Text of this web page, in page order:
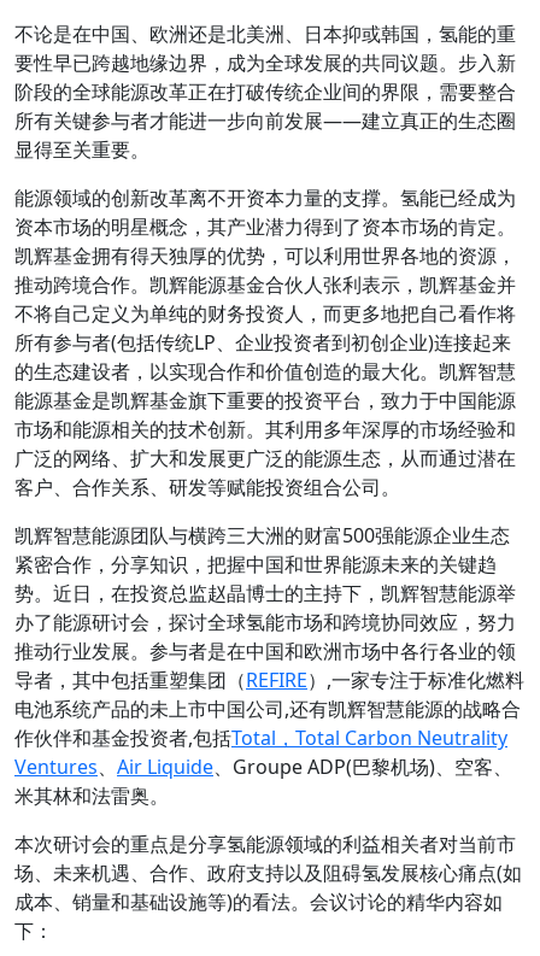
不论是在中国、欧洲还是北美洲、日本抑或韩国，氢能的重
要性早已跨越地缘边界，成为全球发展的共同议题。步入新
阶段的全球能源改革正在打破传统企业间的界限，需要整合
所有关键参与者才能进一步向前发展——建立真正的生态圈
显得至关重要。
能源领域的创新改革离不开资本力量的支撑。氢能已经成为
资本市场的明星概念，其产业潜力得到了资本市场的肯定。
凯辉基金拥有得天独厚的优势，可以利用世界各地的资源，
推动跨境合作。凯辉能源基金合伙人张利表示，凯辉基金并
不将自己定义为单纯的财务投资人，而更多地把自己看作将
所有参与者(包括传统LP、企业投资者到初创企业)连接起来
的生态建设者，以实现合作和价值创造的最大化。凯辉智慧
能源基金是凯辉基金旗下重要的投资平台，致力于中国能源
市场和能源相关的技术创新。其利用多年深厚的市场经验和
广泛的网络、扩大和发展更广泛的能源生态，从而通过潜在
客户、合作关系、研发等赋能投资组合公司。
凯辉智慧能源团队与横跨三大洲的财富500强能源企业生态
紧密合作，分享知识，把握中国和世界能源未来的关键趋
势。近日，在投资总监赵晶博士的主持下，凯辉智慧能源举
办了能源研讨会，探讨全球氢能市场和跨境协同效应，努力
推动行业发展。参与者是在中国和欧洲市场中各行各业的领
导者，其中包括重塑集团（REFIRE）,一家专注于标准化燃料
电池系统产品的未上市中国公司,还有凯辉智慧能源的战略合
作伙伴和基金投资者,包括Total， Total Carbon Neutrality
Ventures、 Air Liquide、Groupe ADP(巴黎机场)、空客、
米其林和法雷奥。
本次研讨会的重点是分享氢能源领域的利益相关者对当前市
场、未来机遇、合作、政府支持以及阻碍氢发展核心痛点(如
成本、销量和基础设施等)的看法。会议讨论的精华内容如
下：